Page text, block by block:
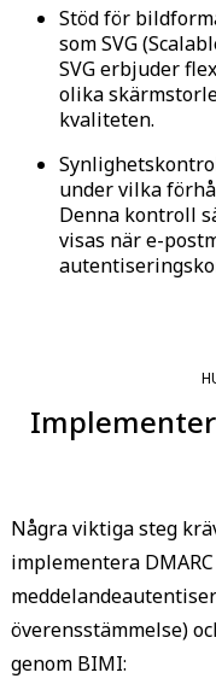
Stöd för
som SVG
SVG erbjuder
olika
kvaliteten.
under vilka
Denna kontroll
visas när e-
Några viktiga steg
implementera
överensstämmelse)
genom BIMI: